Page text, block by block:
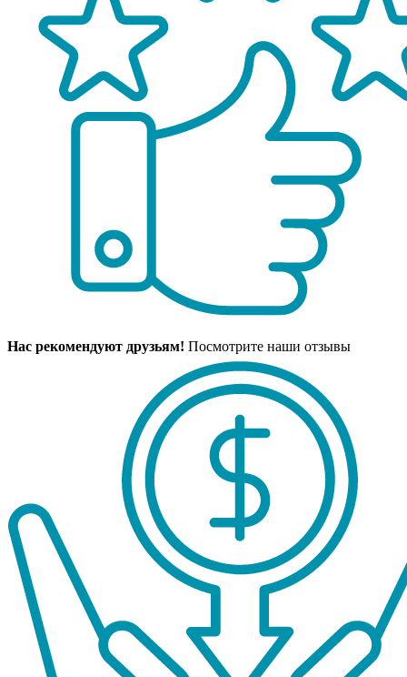
Нас рекомендуют друзьям! Посмотрите наши отзывы